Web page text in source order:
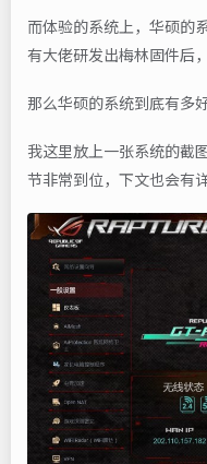
而体验的系统上，华硕的
有大佬研发出梅林固件后
那么华硕的系统到底有多好
我这里放上一张系统的截
节非常到位，下文也会有